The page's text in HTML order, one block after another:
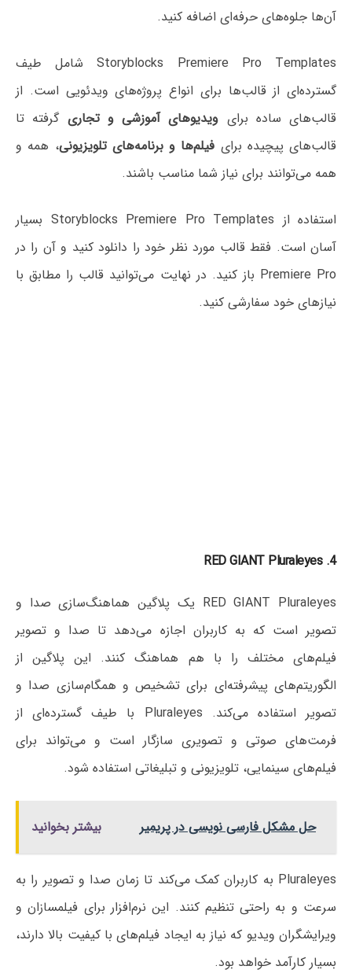
آن‌ها جلوه‌های حرفه‌ای اضافه کنید.
Storyblocks Premiere Pro Templates شامل طیف
گسترده‌ای از قالب‌ها برای انواع پروژه‌های ویدئویی است. از
قالب‌های ساده برای ویدیوهای آموزشی و تجاری گرفته تا
قالب‌های پیچیده برای فیلم‌ها و برنامه‌های تلویزیونی، همه و
همه می‌توانند برای نیاز شما مناسب باشند.
استفاده از Storyblocks Premiere Pro Templates بسیار
آسان است. فقط قالب مورد نظر خود را دانلود کنید و آن را در
Premiere Pro باز کنید. در نهایت می‌توانید قالب را مطابق با
نیازهای خود سفارشی کنید.
4. RED GIANT Pluraleyes
RED GIANT Pluraleyes یک پلاگین هماهنگ‌سازی صدا و
تصویر است که به کاربران اجازه می‌دهد تا صدا و تصویر
فیلم‌های مختلف را با هم هماهنگ کنند. این پلاگین از
الگوریتم‌های پیشرفته‌ای برای تشخیص و همگام‌سازی صدا و
تصویر استفاده می‌کند. Pluraleyes با طیف گسترده‌ای از
فرمت‌های صوتی و تصویری سازگار است و می‌تواند برای
فیلم‌های سینمایی، تلویزیونی و تبلیغاتی استفاده شود.
بیشتر بخوانید حل مشکل فارسی نویسی در پریمیر
Pluraleyes به کاربران کمک می‌کند تا زمان صدا و تصویر را به
سرعت و به راحتی تنظیم کنند. این نرم‌افزار برای فیلمسازان و
ویرایشگران ویدیو که نیاز به ایجاد فیلم‌های با کیفیت بالا دارند،
بسیار کارآمد خواهد بود.